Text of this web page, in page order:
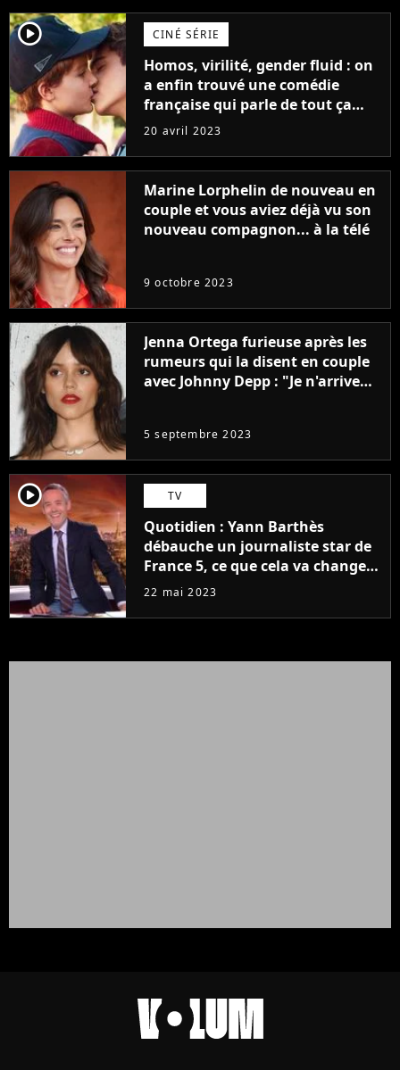
player2 CINÉ SÉRIE
Homos, virilité, gender fluid : on
a enfin trouvé une comédie
française qui parle de tout ça
sans être super ringarde
20 avril 2023
Marine Lorphelin de nouveau en
couple et vous aviez déjà vu son
nouveau compagnon... à la télé
9 octobre 2023
Jenna Ortega furieuse après les
rumeurs qui la disent en couple
avec Johnny Depp : "Je n'arrive
5 septembre 2023
player2 TV
Quotidien : Yann Barthès
débauche un journaliste star de
France 5, ce que cela va changer
à la rentrée
22 mai 2023